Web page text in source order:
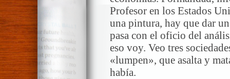
Profesor en los Estados
una pintura, hay que dar
pasa con el oficio del
eso voy. Veo tres
«lumpen», que asalta y
había.